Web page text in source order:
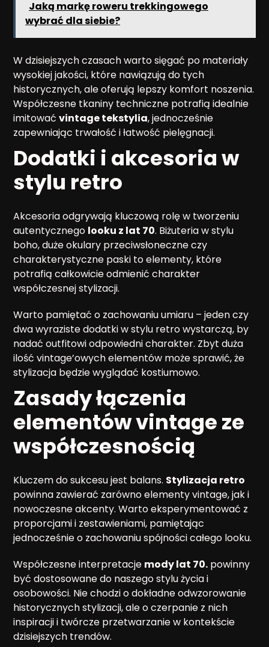
Jaką markę roweru trekkingowego
wybrać dla siebie?
W dzisiejszych czasach warto sięgać po materiały
wysokiej jakości, które nawiązują do tych
historycznych, ale oferują lepszy komfort noszenia.
Współczesne tkaniny techniczne potrafią idealnie
imitować vintage tekstylia, jednocześnie
zapewniając trwałość i łatwość pielęgnacji.
Dodatki i akcesoria w
stylu retro
Akcesoria odgrywają kluczową rolę w tworzeniu
autentycznego looku z lat 70. Biżuteria w stylu
boho, duże okulary przeciwsłoneczne czy
charakterystyczne paski to elementy, które
potrafią całkowicie odmienić charakter
współczesnej stylizacji.
Warto pamiętać o zachowaniu umiaru – jeden czy
dwa wyraziste dodatki w stylu retro wystarczą, by
nadać outfitowi odpowiedni charakter. Zbyt duża
ilość vintage’owych elementów może sprawić, że
stylizacja będzie wyglądać kostiumowo.
Zasady łączenia
elementów vintage ze
współczesnością
Kluczem do sukcesu jest balans. Stylizacja retro
powinna zawierać zarówno elementy vintage, jak i
nowoczesne akcenty. Warto eksperymentować z
proporcjami i zestawieniami, pamiętając
jednocześnie o zachowaniu spójności całego looku.
Współczesne interpretacje mody lat 70. powinny
być dostosowane do naszego stylu życia i
osobowości. Nie chodzi o dokładne odwzorowanie
historycznych stylizacji, ale o czerpanie z nich
inspiracji i twórcze przetwarzanie w kontekście
dzisiejszych trendów.